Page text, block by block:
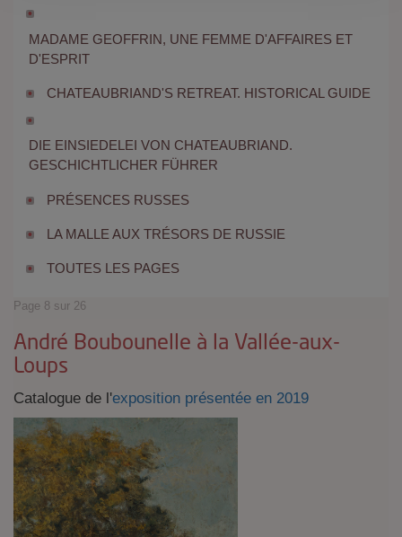
MADAME GEOFFRIN, UNE FEMME D'AFFAIRES ET
D'ESPRIT
CHATEAUBRIAND'S RETREAT. HISTORICAL GUIDE
DIE EINSIEDELEI VON CHATEAUBRIAND.
GESCHICHTLICHER FÜHRER
PRÉSENCES RUSSES
LA MALLE AUX TRÉSORS DE RUSSIE
TOUTES LES PAGES
Page 8 sur 26
André Boubounelle à la Vallée-aux-
Loups
Catalogue de l'exposition présentée en 2019